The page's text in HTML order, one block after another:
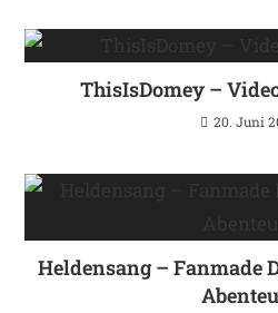
ThisIsDomey –
20. Juni
Heldensang – Fanmade